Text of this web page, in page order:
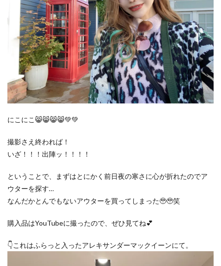
にこにこ😸😸😸😸💚💚
撮影さえ終われば！
いざ！！！出陣ッ！！！！
ということで、まずはとにかく前日夜の寒さに心が折れたのでア
ウターを探す…
なんだかとんでもないアウターを買ってしまった🥹🥹笑
購入品はYouTubeに撮ったので、ぜひ見てね💕
👇これはふらっと入ったアレキサンダーマックイーンにて。